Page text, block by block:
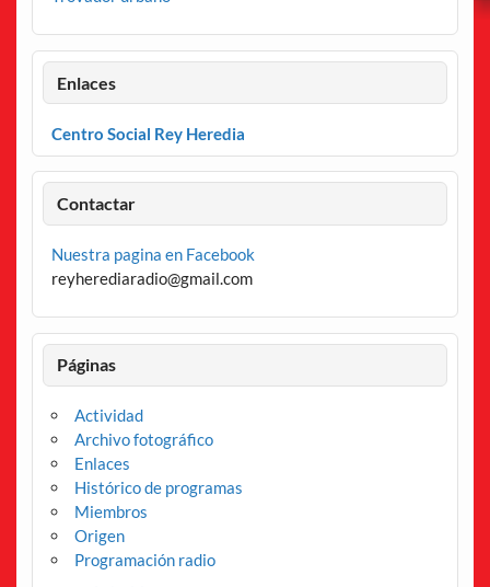
Enlaces
Centro Social Rey Heredia
Contactar
Nuestra pagina en Facebook
reyherediaradio@gmail.com
Páginas
Actividad
Archivo fotográfico
Enlaces
Histórico de programas
Miembros
Origen
Programación radio